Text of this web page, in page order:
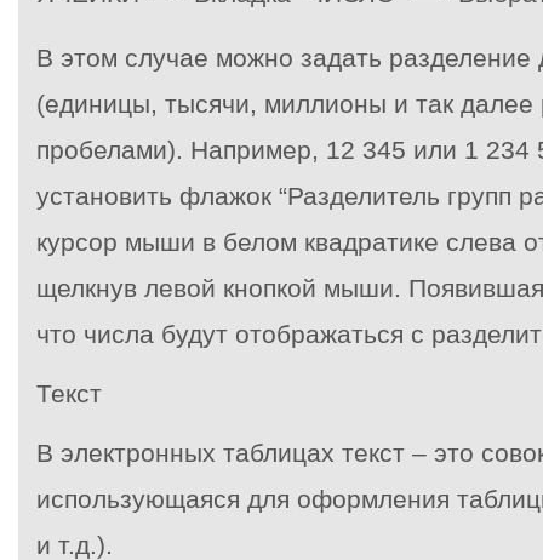
В этом случае можно задать разделение
(единицы, тысячи, миллионы и так далее
пробелами). Например, 12 345 или 1 234
установить флажок “Разделитель групп
курсор мыши в белом квадратике слева
щелкнув левой кнопкой мыши.
что числа будут отображаться с
Текст
В электронных таблицах текст – это
использующаяся для оформления
и т.д.).